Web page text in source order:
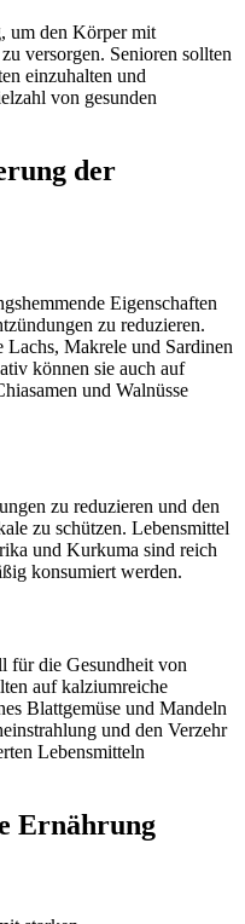
um den Körper mit
versorgen. Senioren sollten
einzuhalten und
von gesunden
der
Eigenschaften
zu reduzieren.
Lachs, Makrele und Sardinen
können sie auch auf
und Walnüsse
zu reduzieren und den
zu schützen. Lebensmittel
und Kurkuma sind reich
konsumiert werden.
für die Gesundheit von
auf kalziumreiche
Blattgemüse und Mandeln
und den Verzehr
Lebensmitteln
Ernährung